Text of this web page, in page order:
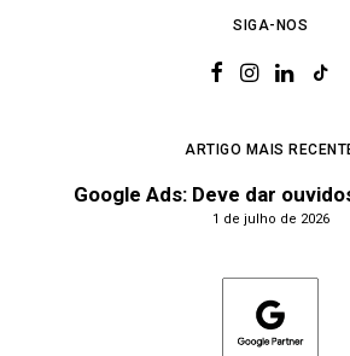
SIGA-NOS
ARTIGO MAIS
Google Ads: Deve dar
1 de julho de 2026